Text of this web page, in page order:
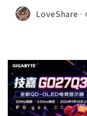
LoveShare